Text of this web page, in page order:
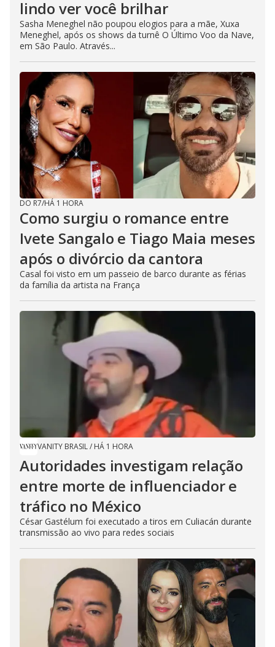
lindo ver você brilhar
Sasha Meneghel não poupou elogios para a mãe, Xuxa
Meneghel, após os shows da turnê O Último Voo da Nave,
em São Paulo. Através...
DO R7/HÁ 1 HORA
Como surgiu o romance entre
Ivete Sangalo e Tiago Maia meses
após o divórcio da cantora
Casal foi visto em um passeio de barco durante as férias
da família da artista na França
VANITY BRASIL/ HÁ 1 HORA
Autoridades investigam relação
entre morte de influenciador e
tráfico no México
César Gastélum foi executado a tiros em Culiacán durante
transmissão ao vivo para redes sociais